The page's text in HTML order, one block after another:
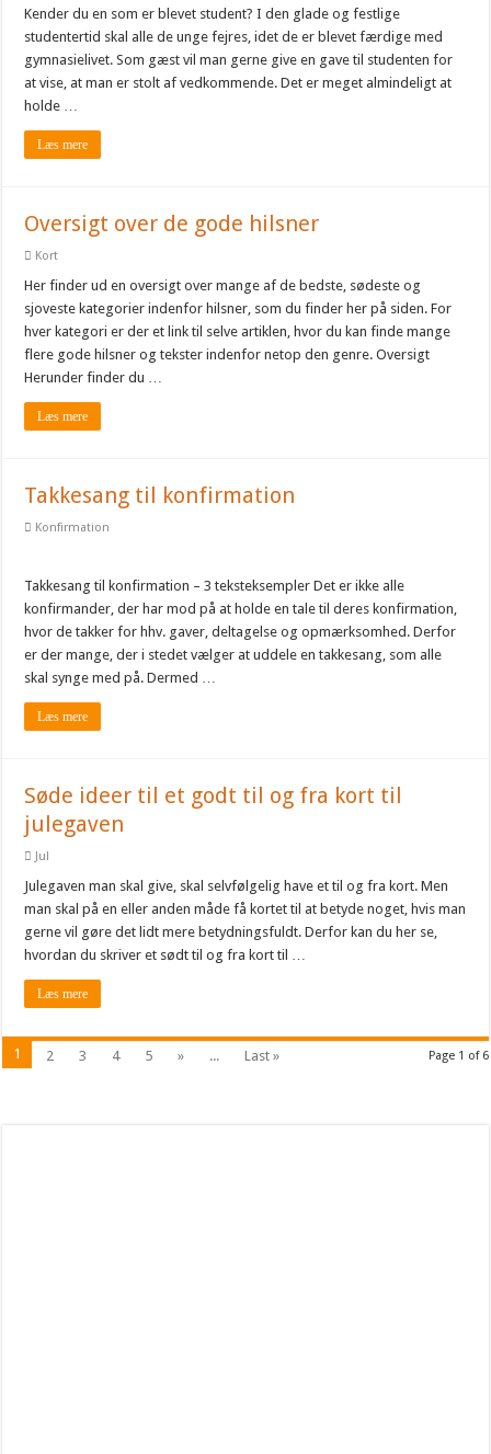
Kender du en som er blevet student? I den glade og festlige
studentertid skal alle de unge fejres, idet de er blevet færdige med
gymnasielivet. Som gæst vil man gerne give en gave til studenten for
at vise, at man er stolt af vedkommende. Det er meget almindeligt at
holde …
Læs mere
Oversigt over de gode hilsner
Kort
Her finder ud en oversigt over mange af de bedste, sødeste og
sjoveste kategorier indenfor hilsner, som du finder her på siden. For
hver kategori er der et link til selve artiklen, hvor du kan finde mange
flere gode hilsner og tekster indenfor netop den genre. Oversigt
Herunder finder du …
Læs mere
Takkesang til konfirmation
Konfirmation
Takkesang til konfirmation – 3 teksteksempler Det er ikke alle
konfirmander, der har mod på at holde en tale til deres konfirmation,
hvor de takker for hhv. gaver, deltagelse og opmærksomhed. Derfor
er der mange, der i stedet vælger at uddele en takkesang, som alle
skal synge med på. Dermed …
Læs mere
Søde ideer til et godt til og fra kort til
julegaven
Jul
Julegaven man skal give, skal selvfølgelig have et til og fra kort. Men
man skal på en eller anden måde få kortet til at betyde noget, hvis man
gerne vil gøre det lidt mere betydningsfuldt. Derfor kan du her se,
hvordan du skriver et sødt til og fra kort til …
Læs mere
Page 1 of 6
1 2 3 4 5 » ... Last »